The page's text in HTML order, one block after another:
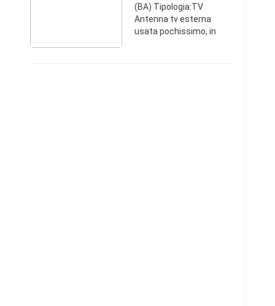
(BA) Tipologia:TV
Antenna tv esterna
usata pochissimo, in